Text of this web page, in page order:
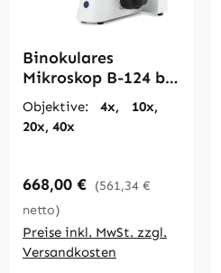
Binokulares
Mikroskop B-124 bis
400fach
Objektive: 4x, 10x,
20x, 40x
Regulärer Preis:
668,00 € (561,34 €
netto)
Preise inkl. MwSt. zzgl.
Versandkosten